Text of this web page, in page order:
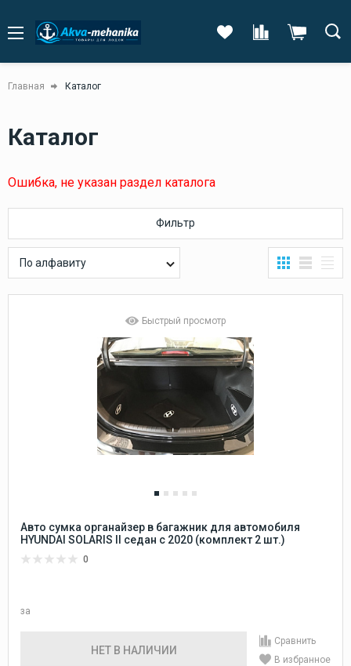
Главная Каталог
Каталог
Ошибка, не указан раздел каталога
Фильтр
По алфавиту
Быстрый просмотр
Авто сумка органайзер в багажник для автомобиля
HYUNDAI SOLARIS II седан c 2020 (комплект 2 шт.)
0
за
НЕТ В НАЛИЧИИ
Сравнить
В избранное